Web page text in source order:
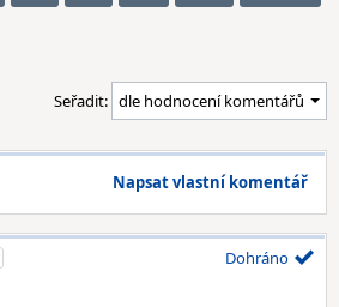
Seřadit:
Napsat vlastní komentář
Dohráno